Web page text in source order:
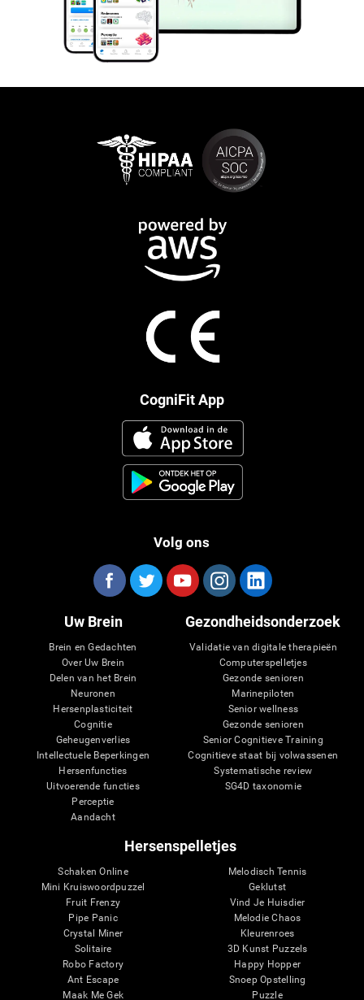
CogniFit App
Volg ons
Uw Brein
Brein en Gedachten
Over Uw Brein
Delen van het Brein
Neuronen
Hersenplasticiteit
Cognitie
Geheugenverlies
Intellectuele Beperkingen
Hersenfuncties
Uitvoerende functies
Perceptie
Aandacht
Gezondheidsonderzoek
Validatie van digitale therapieën
Computerspelletjes
Gezonde senioren
Marinepiloten
Senior wellness
Gezonde senioren
Senior Cognitieve Training
Cognitieve staat bij volwassenen
Systematische review
SG4D taxonomie
Hersenspelletjes
Schaken Online
Mini Kruiswoordpuzzel
Fruit Frenzy
Pipe Panic
Crystal Miner
Solitaire
Robo Factory
Ant Escape
Maak Me Gek
Melodisch Tennis
Geklutst
Vind Je Huisdier
Melodie Chaos
Kleurenroes
3D Kunst Puzzels
Happy Hopper
Snoep Opstelling
Puzzle